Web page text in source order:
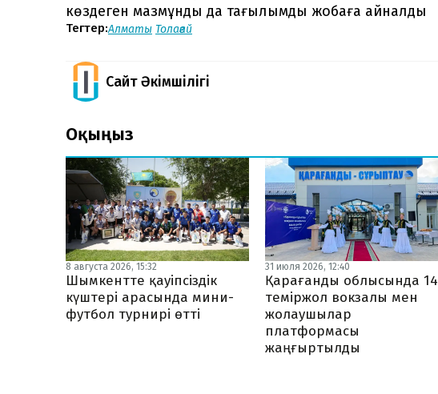
көздеген мазмұнды да тағылымды жобаға айналды
Тегтер:Алматы Толағай
Сайт Әкімшілігі
Оқыңыз
8 августа 2026, 15:32
Шымкентте қауіпсіздік
күштері арасында мини-
футбол турнирі өтті
31 июля 2026, 12:40
Қарағанды облысында 14
теміржол вокзалы мен
жолаушылар
платформасы
жаңғыртылды